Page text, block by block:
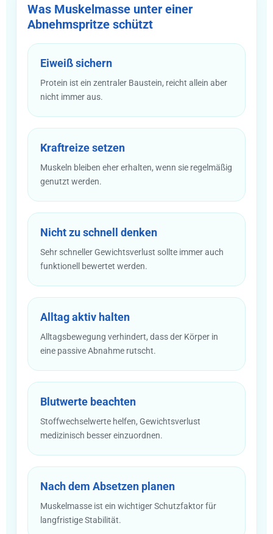
Was Muskelmasse unter einer
Abnehmspritze schützt
Eiweiß sichern
Protein ist ein zentraler Baustein, reicht allein aber
nicht immer aus.
Kraftreize setzen
Muskeln bleiben eher erhalten, wenn sie regelmäßig
genutzt werden.
Nicht zu schnell denken
Sehr schneller Gewichtsverlust sollte immer auch
funktionell bewertet werden.
Alltag aktiv halten
Alltagsbewegung verhindert, dass der Körper in
eine passive Abnahme rutscht.
Blutwerte beachten
Stoffwechselwerte helfen, Gewichtsverlust
medizinisch besser einzuordnen.
Nach dem Absetzen planen
Muskelmasse ist ein wichtiger Schutzfaktor für
langfristige Stabilität.